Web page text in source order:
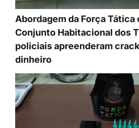
Abordagem da Força Tática
Conjunto Habitacional dos
policiais apreenderam
dinheiro